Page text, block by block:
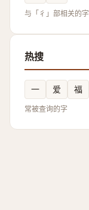
与「彳」部相关的字
热搜
一 爱 福
常被查询的字